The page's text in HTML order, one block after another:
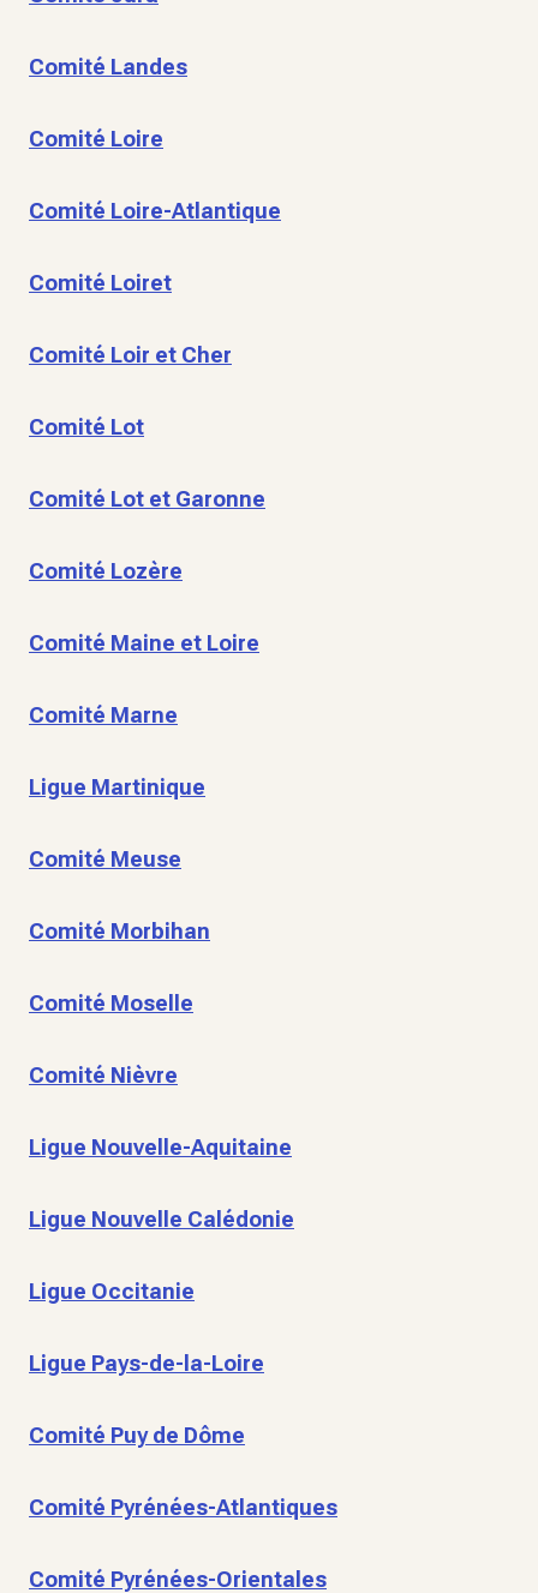
Comité Landes
Comité Loire
Comité Loire-Atlantique
Comité Loiret
Comité Loir et Cher
Comité Lot
Comité Lot et Garonne
Comité Lozère
Comité Maine et Loire
Comité Marne
Ligue Martinique
Comité Meuse
Comité Morbihan
Comité Moselle
Comité Nièvre
Ligue Nouvelle-Aquitaine
Ligue Nouvelle Calédonie
Ligue Occitanie
Ligue Pays-de-la-Loire
Comité Puy de Dôme
Comité Pyrénées-Atlantiques
Comité Pyrénées-Orientales